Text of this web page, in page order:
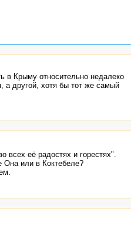
на крымскотатарском языке.
в Крыму относительно недалеко
а другой, хотя бы тот же самый
её радостях и горестях".
Она или в Коктебеле?